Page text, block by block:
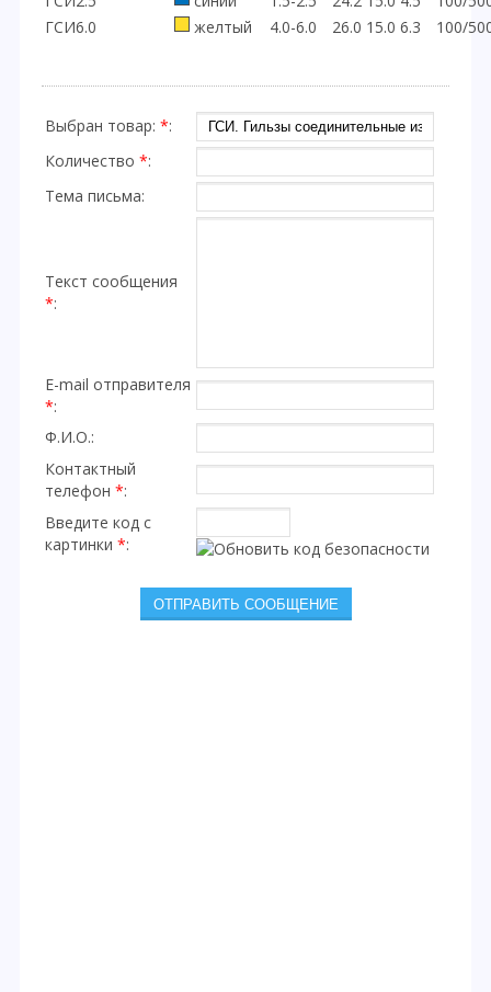
ГСИ6.0
желтый 4.0-6.0 26.0 15.0 6.3 100/
Выбран товар: *:
Количество *:
Тема письма:
Текст сообщения
*:
E-mail отправителя
*:
Ф.И.О.:
Контактный
телефон *:
Введите код с
картинки *: